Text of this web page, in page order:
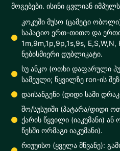
მოგებები. ისინი ცვლიან
კოკუში მუსო (ცამეტი
საპატიო ერთ-თითო და
1m,9m,1p,9p,1s,9s,
ნებისმიერი დუბლიკატი.
სუ ანკო (ოთხი დაფარული
სამეული; წყვილზე ron-ის
დაისანგენი (დიდი სამი
შო/სუსუიში (პატარა/დიდი
ქარის წყვილი (იაკუმანი) ან
წესში ორმაგი იაკუმანი).
რიუუისო (ყველა მწვანე):